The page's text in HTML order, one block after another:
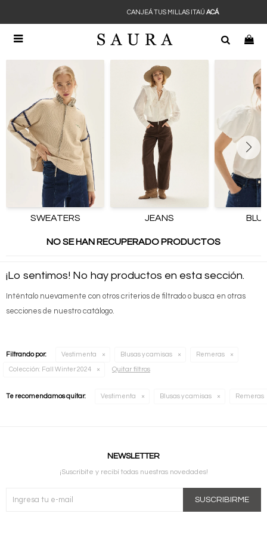

CANJEÁ TUS MILLAS ITAÚ ACÁ
SWEATERS JEANS
NO SE HAN RECUPERADO PRODUCTOS
¡Lo sentimos! No hay productos en esta sección.
Inténtalo nuevamente con otros criterios de filtrado o busca en otras
secciones de nuestro catálogo.
Filtrando por: Vestimenta Blusas y camisas Remeras
Colección: Fall Winter 2024 Quitar filtros
Te recomendamos quitar: Vestimenta Blusas y camisas Remeras
NEWSLETTER
¡Suscribite y recibí todas nuestras novedades!
SUSCRIBIRME